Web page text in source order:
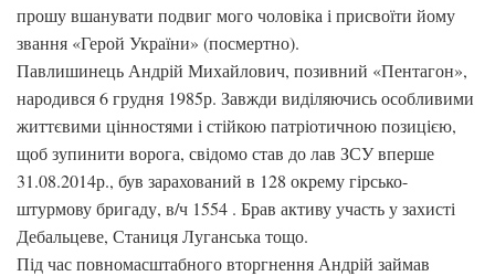
прошу вшанувати подвиг мого чоловіка і присвоїти йому
звання «Герой України» (посмертно).
Павлишинець Андрій Михайлович, позивний «Пентагон»,
народився 6 грудня 1985р. Завжди виділяючись особливими
життєвими цінностями і стійкою патріотичною позицією,
щоб зупинити ворога, свідомо став до лав ЗСУ вперше
31.08.2014р., був зарахований в 128 окрему гірсько-
штурмову бригаду, в/ч 1554 . Брав активу участь у захисті
Дебальцеве, Станиця Луганська тощо.
Під час повномасштабного вторгнення Андрій займав